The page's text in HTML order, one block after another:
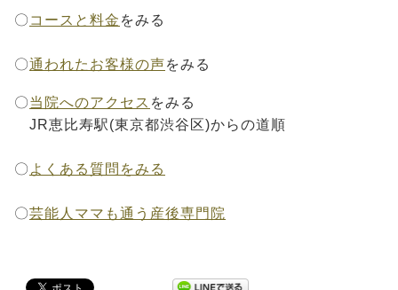
〇 コースと料金 をみる
〇通われたお客様の声をみる
〇当院へのアクセス をみる
JR恵比寿駅(東京都渋谷区)からの道順
〇 よくある質問をみる
〇芸能人ママも通う産後専門院